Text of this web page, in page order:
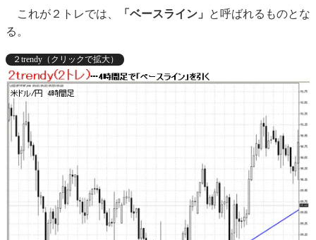
これが２トレでは、 「ベースライン」
と呼ばれるものとな
る。
２trendy（クリックで拡大）